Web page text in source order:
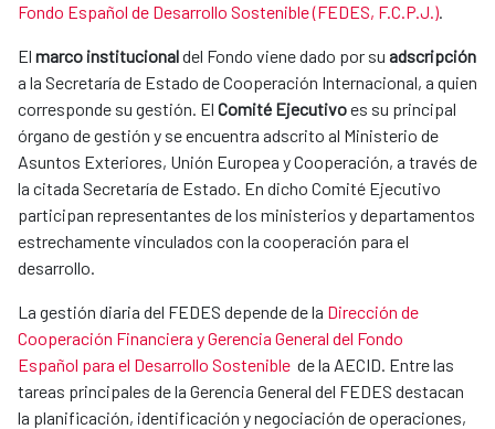
Fondo Español de Desarrollo Sostenible (FEDES, F.C.P.J.).
El marco institucionaldel Fondo viene dado por su adscripción
a la Secretaría de Estado de Cooperación Internacional, a quien
corresponde su gestión. El Comité Ejecutivoes su principal
órgano de gestión y se encuentra adscrito al Ministerio de
Asuntos Exteriores, Unión Europea y Cooperación, a través de
la citada Secretaría de Estado. En dicho Comité Ejecutivo
participan representantes de los ministerios y departamentos
estrechamente vinculados con la cooperación para el
desarrollo.
La gestión diaria del FEDES depende de la Dirección de
Cooperación Financiera y Gerencia General del Fondo
Español para el Desarrollo Sostenible de la AECID. Entre las
tareas principales de la Gerencia General del FEDES destacan
la planificación, identificación y negociación de operaciones,